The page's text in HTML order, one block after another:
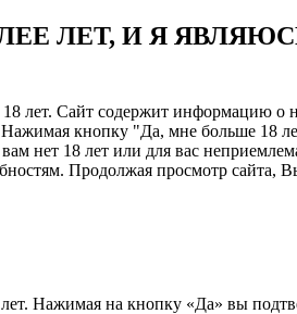
ЛЕТ, И Я
лет. Сайт содержит информацию
Нажимая кнопку "Да, мне больше 18
18 лет или для вас
Продолжая просмотр сайта,
Нажимая на кнопку «Да» вы